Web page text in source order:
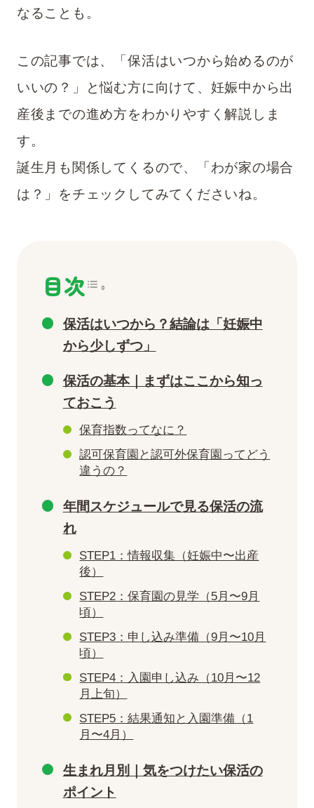
なることも。
この記事では、「保活はいつから始めるのが
いいの？」と悩む方に向けて、妊娠中から出
産後までの進め方をわかりやすく解説しま
す。
誕生月も関係してくるので、「わが家の場合
は？」をチェックしてみてくださいね。
目次
保活はいつから？結論は「妊娠中
から少しずつ」
保活の基本｜まずはここから知っ
ておこう
保育指数ってなに？
認可保育園と認可外保育園ってどう
違うの？
年間スケジュールで見る保活の流
れ
STEP1：情報収集（妊娠中〜出産
後）
STEP2：保育園の見学（5月〜9月
頃）
STEP3：申し込み準備（9月〜10月
頃）
STEP4：入園申し込み（10月〜12
月上旬）
STEP5：結果通知と入園準備（1
月〜4月）
生まれ月別｜気をつけたい保活の
ポイント